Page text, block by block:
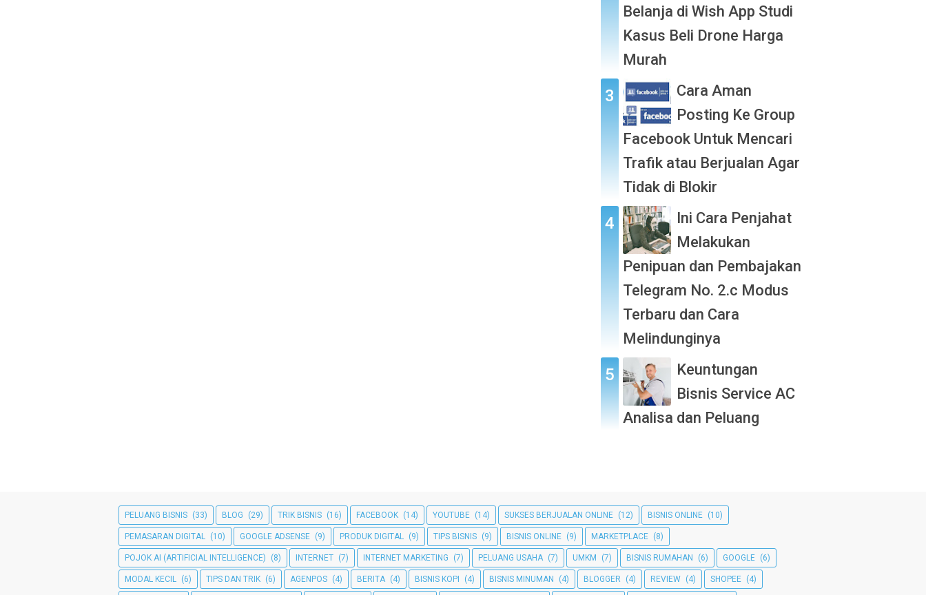
Belanja di Wish App Studi
Kasus Beli Drone Harga
Murah
Cara Aman
Posting Ke Group
Facebook Untuk Mencari
Trafik atau Berjualan Agar
Tidak di Blokir
Ini Cara Penjahat
Melakukan
Penipuan dan Pembajakan
Telegram No. 2.c Modus
Terbaru dan Cara
Melindunginya
Keuntungan
Bisnis Service AC
Analisa dan Peluang
PELUANG BISNIS (33) BLOG (29) TRIK BISNIS (16) FACEBOOK (14) YOUTUBE (14) SUKSES BERJUALAN ONLINE (12) BISNIS ONLINE (10)
PEMASARAN DIGITAL (10) GOOGLE ADSENSE (9) PRODUK DIGITAL (9) TIPS BISNIS (9) BISNIS ONLINE (9) MARKETPLACE (8)
POJOK AI (ARTIFICIAL INTELLIGENCE) (8) INTERNET (7) INTERNET MARKETING (7) PELUANG USAHA (7) UMKM (7) BISNIS RUMAHAN (6) GOOGLE (6)
MODAL KECIL (6) TIPS DAN TRIK (6) AGENPOS (4) BERITA (4) BISNIS KOPI (4) BISNIS MINUMAN (4) BLOGGER (4) REVIEW (4) SHOPEE (4)